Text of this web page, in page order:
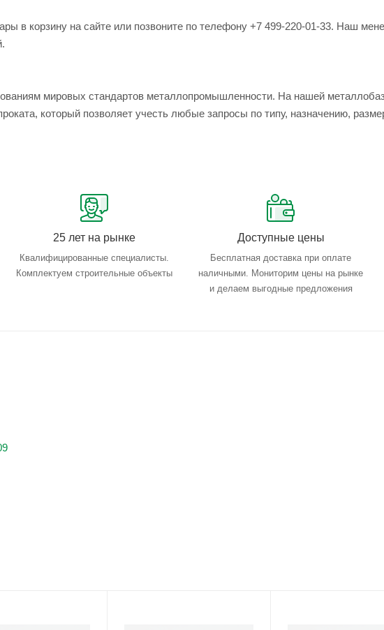
в корзину на сайте или позвоните по телефону +7 499-220-01-33. Наш
мировых стандартов металлопромышленности. На нашей
который позволяет учесть любые запросы по типу, назначению,
25 лет на рынке
Квалифицированные специалисты.
Комплектуем строительные объекты
Доступные цены
Бесплатная доставка при оплате
наличными. Мониторим цены на рынке
и делаем выгодные предложения